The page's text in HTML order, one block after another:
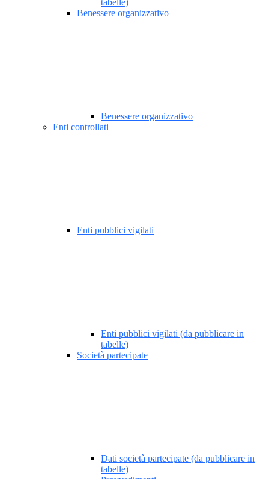
tabelle)
Benessere organizzativo
Benessere organizzativo
Enti controllati
Enti pubblici vigilati
Enti pubblici vigilati (da pubblicare in
tabelle)
Società partecipate
Dati società partecipate (da pubblicare in
tabelle)